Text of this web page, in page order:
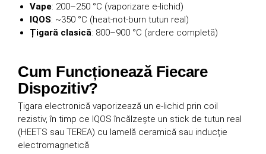
Vape: 200–250 °C (vaporizare e-lichid)
IQOS: ~350 °C (heat-not-burn tutun real)
Țigară clasică: 800–900 °C (ardere completă)
Cum Funcționează Fiecare
Dispozitiv?
Țigara electronică vaporizează un e-lichid prin coil
rezistiv, în timp ce IQOS încălzește un stick de tutun real
(HEETS sau TEREA) cu lamelă ceramică sau inducție
electromagnetică